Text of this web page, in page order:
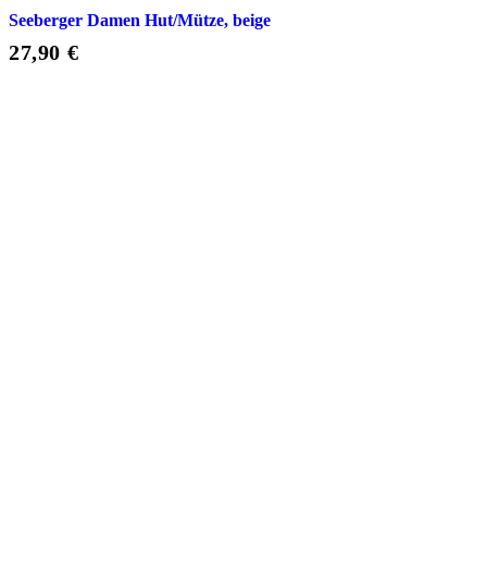
Seeberger Damen Hut/Mütze, beige
27,90 €